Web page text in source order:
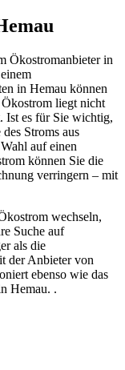
Ökostromanbieter in
in Hemau können
liegt nicht
Ist es für Sie wichtig,
Stroms aus
auf einen
können Sie die
verringern – mit
wechseln,
Suche auf
als die
der Anbieter von
ebenso wie das
Hemau. .